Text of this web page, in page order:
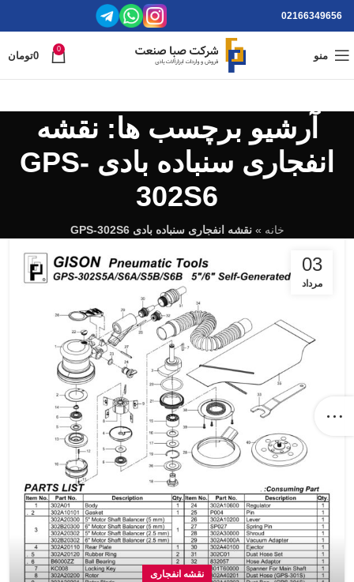
02166349656
منو
0
0تومان
آرشیو برچسب ها: نقشه
انفجاری سنباده بادی GPS-
302S6
خانه »نقشه انفجاری سنباده بادی GPS-302S6
03
مرداد
نقشه انفجاری